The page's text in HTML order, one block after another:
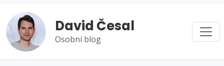
David Česal
Osobní blog